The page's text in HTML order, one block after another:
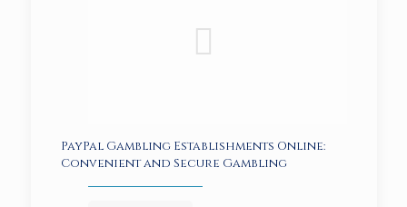
PayPal Gambling Establishments Online:
Convenient and Secure Gambling